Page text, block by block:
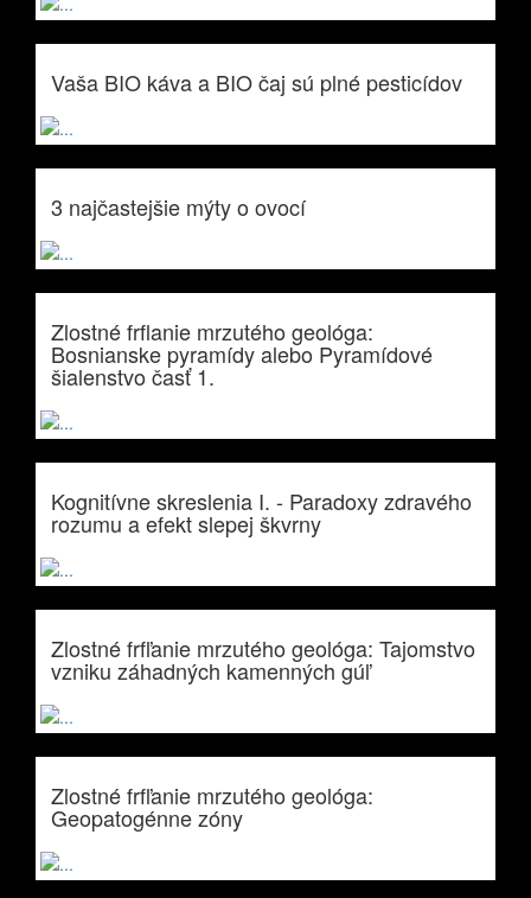
Vaša BIO káva a BIO čaj sú plné pesticídov
3 najčastejšie mýty o ovocí
Zlostné frflanie mrzutého geológa:
Bosnianske pyramídy alebo Pyramídové
šialenstvo časť 1.
Kognitívne skreslenia I. - Paradoxy zdravého
rozumu a efekt slepej škvrny
Zlostné frfľanie mrzutého geológa: Tajomstvo
vzniku záhadných kamenných gúľ
Zlostné frfľanie mrzutého geológa:
Geopatogénne zóny